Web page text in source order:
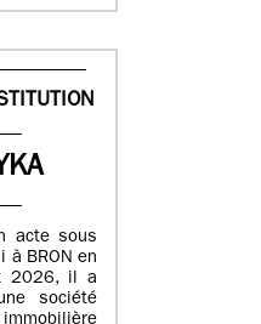
acte sous
à BRON en
2026, il a
société